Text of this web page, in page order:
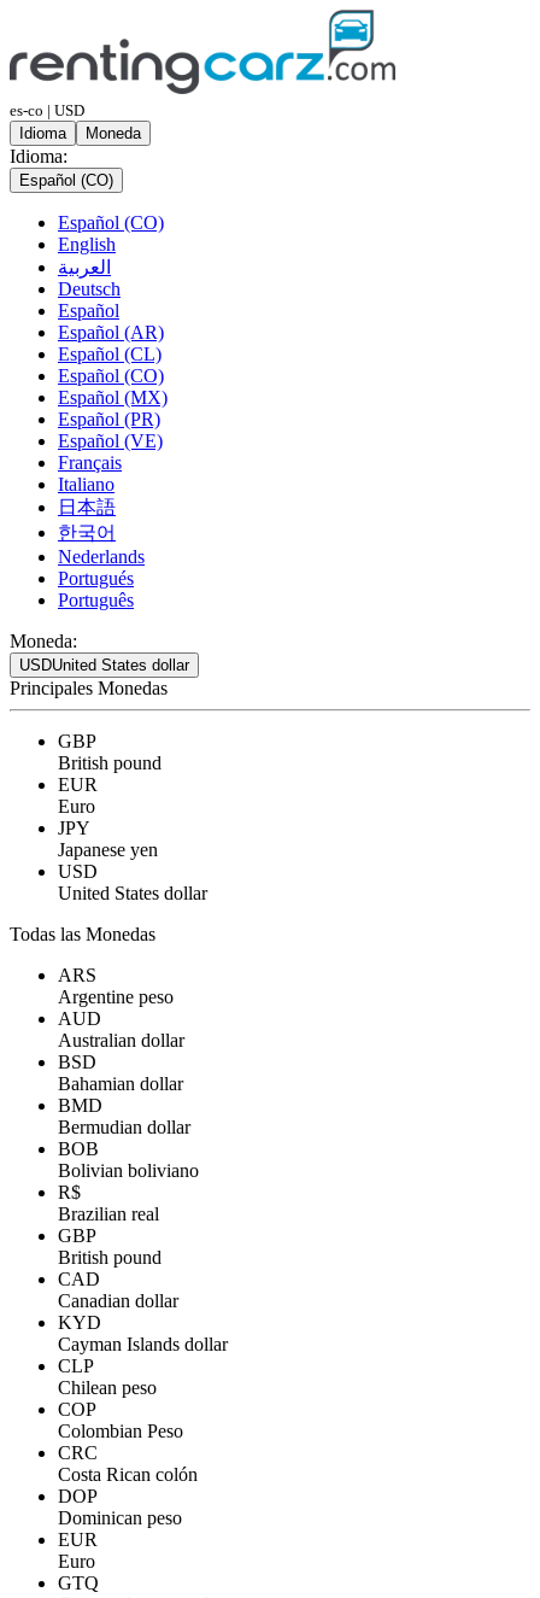
es-co | USD
Idioma
Moneda
Idioma:
Español (CO)
Español (CO)
English
العربية
Deutsch
Español
Español (AR)
Español (CL)
Español (CO)
Español (MX)
Español (PR)
Español (VE)
Français
Italiano
日本語
한국어
Nederlands
Portugués
Português
Moneda:
USDUnited States dollar
Principales Monedas
GBP
British pound
EUR
Euro
JPY
Japanese yen
USD
United States dollar
Todas las Monedas
ARS
Argentine peso
AUD
Australian dollar
BSD
Bahamian dollar
BMD
Bermudian dollar
BOB
Bolivian boliviano
R$
Brazilian real
GBP
British pound
CAD
Canadian dollar
KYD
Cayman Islands dollar
CLP
Chilean peso
COP
Colombian Peso
CRC
Costa Rican colón
DOP
Dominican peso
EUR
Euro
GTQ